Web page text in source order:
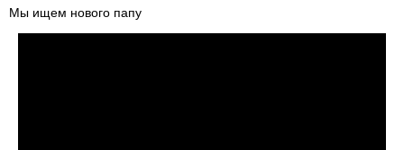
Мы ищем нового папу